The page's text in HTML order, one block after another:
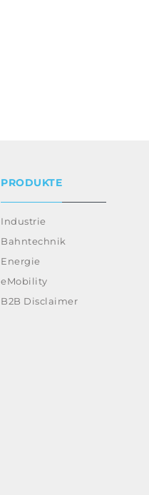
PRODUKTE
Industrie
Bahntechnik
Energie
eMobility
B2B Disclaimer